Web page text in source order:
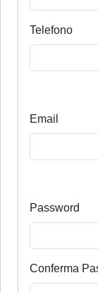
Telefono
Email
Password
Conferma